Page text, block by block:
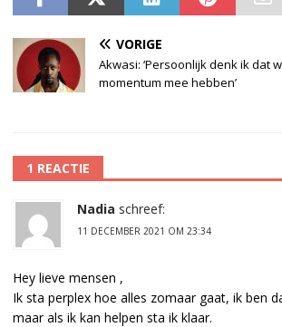
VORIGE
Akwasi: ‘Persoonlijk denk ik dat
momentum mee hebben’
1 REACTIE
Nadia schreef:
11 DECEMBER 2021 OM 23:34
Hey lieve mensen ,
Ik sta perplex hoe alles zomaar gaat, ik ben
maar als ik kan helpen sta ik klaar.